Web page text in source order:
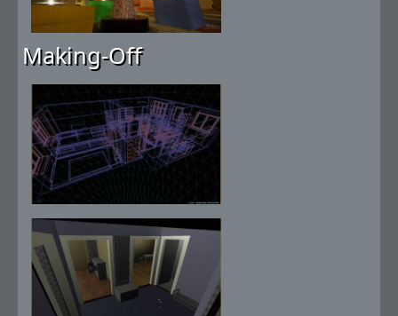
Making-Off